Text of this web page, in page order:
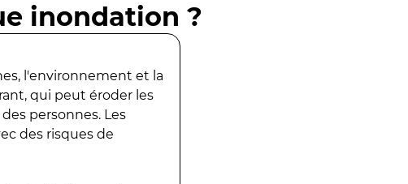
inondation ?
l'environnement et la
qui peut éroder les
personnes. Les
des risques de